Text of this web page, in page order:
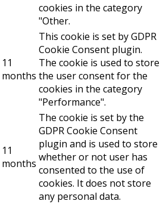
cookies in the category
"Other.
11
months
This cookie is set by GDPR
Cookie Consent plugin.
The cookie is used to store
the user consent for the
cookies in the category
"Performance".
11
months
The cookie is set by the
GDPR Cookie Consent
plugin and is used to store
whether or not user has
consented to the use of
cookies. It does not store
any personal data.